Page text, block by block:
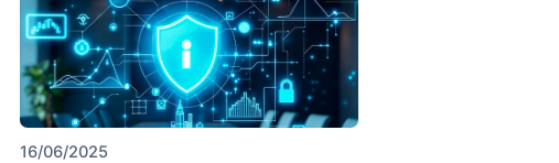
16/06/2025